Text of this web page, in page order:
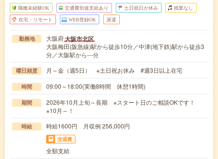
職種未経験OK 交通費別途支給あり 土日祝日が休み 残業なし
在宅・リモート WEB登録OK 派遣
勤務地 大阪府大阪市北区
大阪梅田(阪急線)駅から徒歩10分／中津(地下鉄)駅から徒歩3
分／大阪駅から---分
曜日頻度 月～金（週5日） ※土日祝お休み #週3日以上在宅
時間 09:00～18:00(実働8時間 休憩1時間)
期間
2026年10月上旬～長期 ※スタート日のご相談OKです！
※10月～！
時給 時給1600円 月収例 256,000円
交通費
全額支給